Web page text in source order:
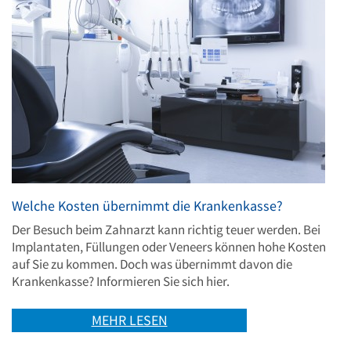
Welche Kosten übernimmt die Krankenkasse?
Der Besuch beim Zahnarzt kann richtig teuer werden. Bei
Implantaten, Füllungen oder Veneers können hohe Kosten
auf Sie zu kommen. Doch was übernimmt davon die
Krankenkasse? Informieren Sie sich hier.
MEHR LESEN